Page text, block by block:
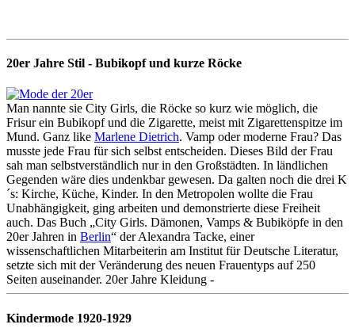
20er Jahre Stil - Bubikopf und kurze Röcke
Man nannte sie City Girls, die Röcke so kurz wie möglich, die
Frisur ein Bubikopf und die Zigarette, meist mit Zigarettenspitze im
Mund. Ganz like Marlene Dietrich. Vamp oder moderne Frau? Das
musste jede Frau für sich selbst entscheiden. Dieses Bild der Frau
sah man selbstverständlich nur in den Großstädten. In ländlichen
Gegenden wäre dies undenkbar gewesen. Da galten noch die drei K
´s: Kirche, Küche, Kinder. In den Metropolen wollte die Frau
Unabhängigkeit, ging arbeiten und demonstrierte diese Freiheit
auch. Das Buch „City Girls. Dämonen, Vamps & Bubiköpfe in den
20er Jahren in Berlin“ der Alexandra Tacke, einer
wissenschaftlichen Mitarbeiterin am Institut für Deutsche Literatur,
setzte sich mit der Veränderung des neuen Frauentyps auf 250
Seiten auseinander. 20er Jahre Kleidung -
Kindermode 1920-1929